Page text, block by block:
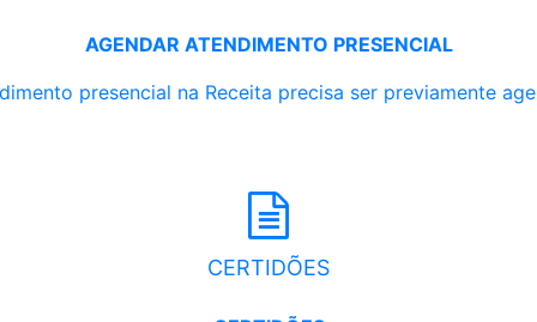
AGENDAR ATENDIMENTO PRESENCIAL
presencial na Receita precisa ser previamente
CERTIDÕES